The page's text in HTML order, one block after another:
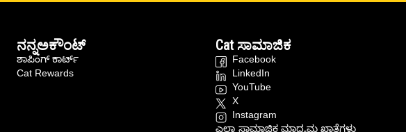
ನನ್ನಅಕೌಂಟ್
ಶಾಪಿಂಗ್ ಕಾರ್ಟ್
Cat Rewards
Cat ಸಾಮಾಜಿಕ
Facebook
LinkedIn
YouTube
X
Instagram